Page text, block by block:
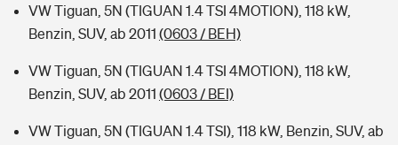
VW Tiguan, 5N (TIGUAN 1.4 TSI 4MOTION), 118 kW,
Benzin, SUV, ab 2011 (0603 / BEH)
VW Tiguan, 5N (TIGUAN 1.4 TSI 4MOTION), 118 kW,
Benzin, SUV, ab 2011 (0603 / BEI)
VW Tiguan, 5N (TIGUAN 1.4 TSI), 118 kW, Benzin, SUV, ab